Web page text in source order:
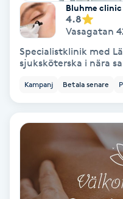
NBE-massage
Ny frisyr
Olaplex
Olaplexbehandling
Ombre brows
Bluhme clinic
4.8
Vasagatan
Specialistklinik med
Kampanj Betala senare